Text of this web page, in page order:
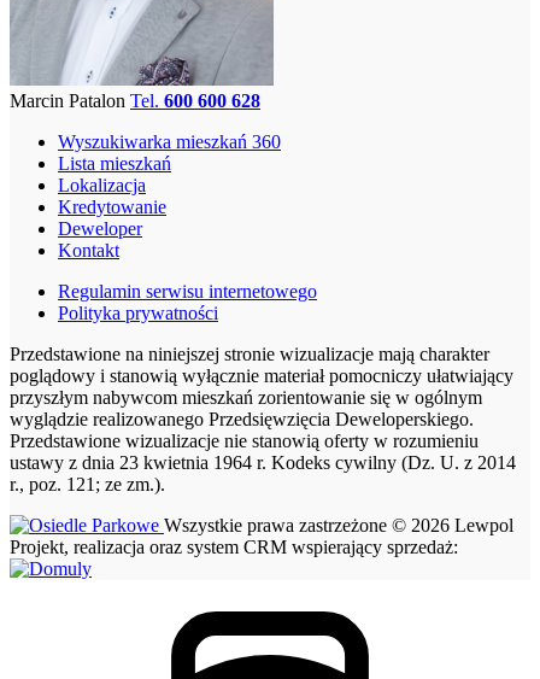
Marcin Patalon Tel. 600 600 628
Wyszukiwarka mieszkań 360
Lista mieszkań
Lokalizacja
Kredytowanie
Deweloper
Kontakt
Regulamin serwisu internetowego
Polityka prywatności
Przedstawione na niniejszej stronie wizualizacje mają charakter
poglądowy i stanowią wyłącznie materiał pomocniczy ułatwiający
przyszłym nabywcom mieszkań zorientowanie się w ogólnym
wyglądzie realizowanego Przedsięwzięcia Deweloperskiego.
Przedstawione wizualizacje nie stanowią oferty w rozumieniu
ustawy z dnia 23 kwietnia 1964 r. Kodeks cywilny (Dz. U. z 2014
r., poz. 121; ze zm.).
Wszystkie prawa zastrzeżone © 2026 Lewpol
Projekt, realizacja oraz system CRM wspierający sprzedaż: